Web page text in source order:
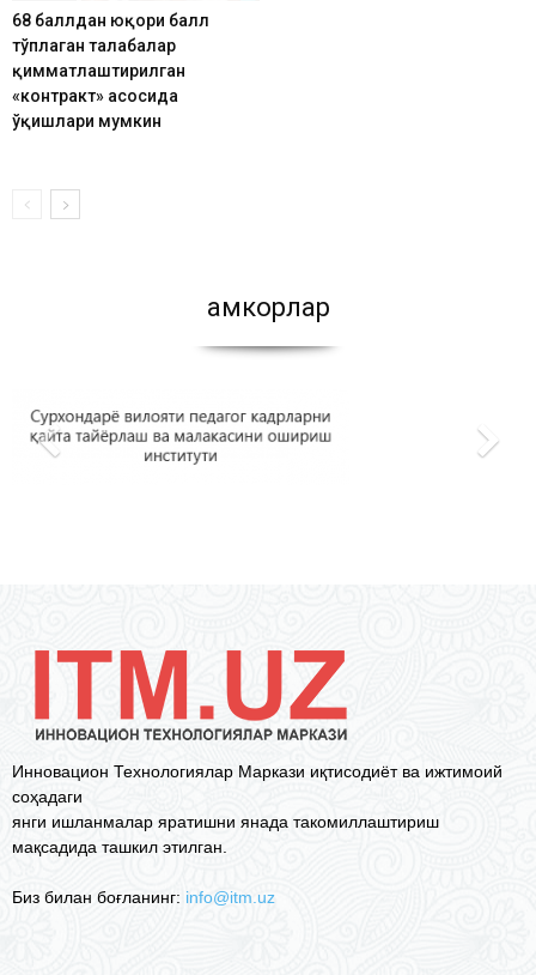
68 баллдан юқори балл
тўплаган талабалар
қимматлаштирилган
«контракт» асосида
ўқишлари мумкин
Ҳамкорлар
Инновацион Технологиялар Маркази иқтисодиёт ва ижтимоий
соҳадаги
янги ишланмалар яратишни янада такомиллаштириш
мақсадида ташкил этилган.
Биз билан боғланинг: info@itm.uz